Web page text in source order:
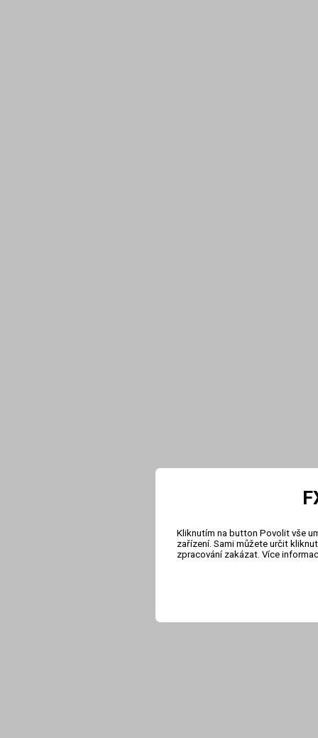
Kliknutím na button Povolit vše
zařízení. Sami můžete určit
zpracování zakázat. Více